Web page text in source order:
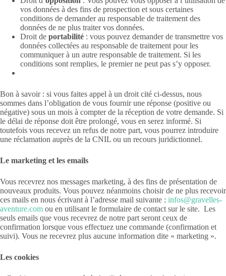
vos données à des fins de prospection et sous certaines
conditions de demander au responsable de traitement des
données de ne plus traiter vos données.
Droit de portabilité : vous pouvez demander de transmettre vos
données collectées au responsable de traitement pour les
communiquer à un autre responsable de traitement. Si les
conditions sont remplies, le premier ne peut pas s’y opposer.
Bon à savoir : si vous faites appel à un droit cité ci-dessus, nous
sommes dans l’obligation de vous fournir une réponse (positive ou
négative) sous un mois à compter de la réception de votre demande. Si
le délai de réponse doit être prolongé, vous en serez informé. Si
toutefois vous recevez un refus de notre part, vous pourrez introduire
une réclamation auprès de la CNIL ou un recours juridictionnel.
Le marketing et les emails
Vous recevrez nos messages marketing, à des fins de présentation de
nouveaux produits. Vous pouvez néanmoins choisir de ne plus recevoir
ces mails en nous écrivant à l’adresse mail suivante : infos@gravelles-
aventure.com ou en utilisant le formulaire de contact sur le site. Les
seuls emails que vous recevrez de notre part seront ceux de
confirmation lorsque vous effectuez une commande (confirmation et
suivi). Vous ne recevrez plus aucune information dite « marketing ».
Les cookies